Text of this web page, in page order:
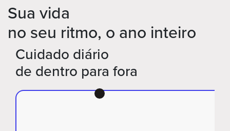
Sua vida
no seu ritmo, o ano inteiro
Cuidado diário
de dentro para fora